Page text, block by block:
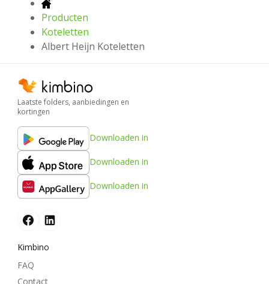
Producten
Koteletten
Albert Heijn Koteletten
Laatste folders, aanbiedingen en
kortingen
Downloaden in
Downloaden in
Downloaden in
Kimbino
FAQ
Contact